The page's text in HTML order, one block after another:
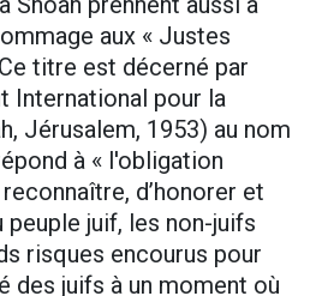
aux « Justes
titre est décerné par
International pour la
Jérusalem, 1953) au nom
à « l'obligation
d’honorer et
peuple juif, les non-juifs
risques encourus pour
des juifs à un moment où